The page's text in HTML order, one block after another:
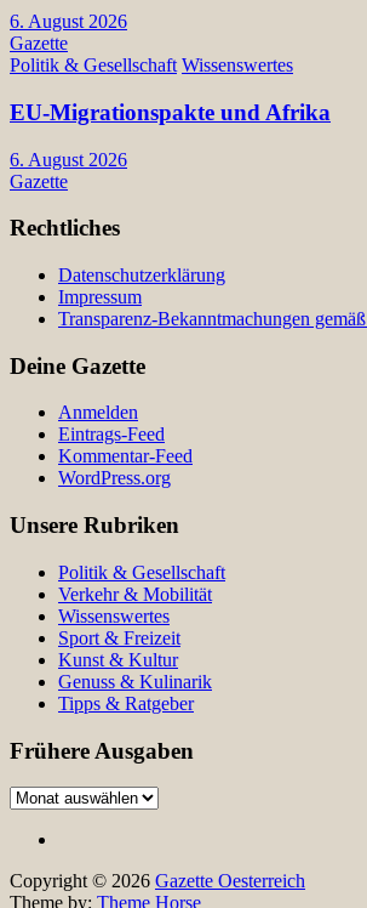
6. August 2026
Gazette
Politik & Gesellschaft Wissenswertes
EU-Migrationspakte und Afrika
6. August 2026
Gazette
Rechtliches
Datenschutzerklärung
Impressum
Transparenz-Bekanntmachungen
Deine Gazette
Anmelden
Eintrags-Feed
Kommentar-Feed
WordPress.org
Unsere Rubriken
Politik & Gesellschaft
Verkehr & Mobilität
Wissenswertes
Sport & Freizeit
Kunst & Kultur
Genuss & Kulinarik
Tipps & Ratgeber
Frühere Ausgaben
Frühere
Copyright © 2026 Gazette Oesterreich
Theme by: Theme Horse